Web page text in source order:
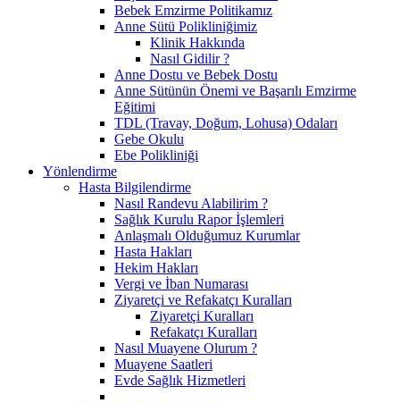
Bebek Emzirme Politikamız
Anne Sütü Polikliniğimiz
Klinik Hakkında
Nasıl Gidilir ?
Anne Dostu ve Bebek Dostu
Anne Sütünün Önemi ve Başarılı Emzirme
Eğitimi
TDL (Travay, Doğum, Lohusa) Odaları
Gebe Okulu
Ebe Polikliniği
Yönlendirme
Hasta Bilgilendirme
Nasıl Randevu Alabilirim ?
Sağlık Kurulu Rapor İşlemleri
Anlaşmalı Olduğumuz Kurumlar
Hasta Hakları
Hekim Hakları
Vergi ve İban Numarası
Ziyaretçi ve Refakatçı Kuralları
Ziyaretçi Kuralları
Refakatçı Kuralları
Nasıl Muayene Olurum ?
Muayene Saatleri
Evde Sağlık Hizmetleri